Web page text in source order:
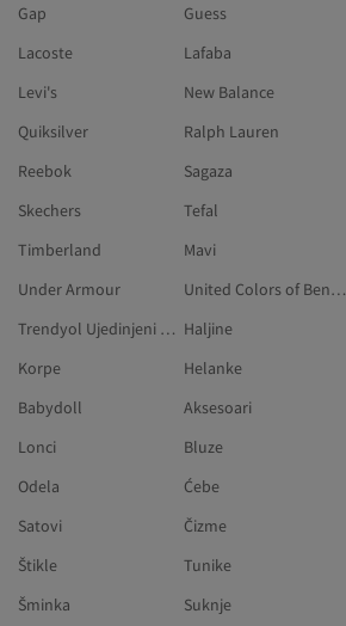
Gap
Guess
Lacoste
Lafaba
Levi's
New Balance
Quiksilver
Ralph Lauren
Reebok
Sagaza
Skechers
Tefal
Timberland
Mavi
Under Armour
United Colors of Benetton
Trendyol Ujedinjeni Arapski Emirati Haljine
Korpe
Helanke
Babydoll
Aksesoari
Lonci
Bluze
Odela
Ćebe
Satovi
Čizme
Štikle
Tunike
Šminka
Suknje